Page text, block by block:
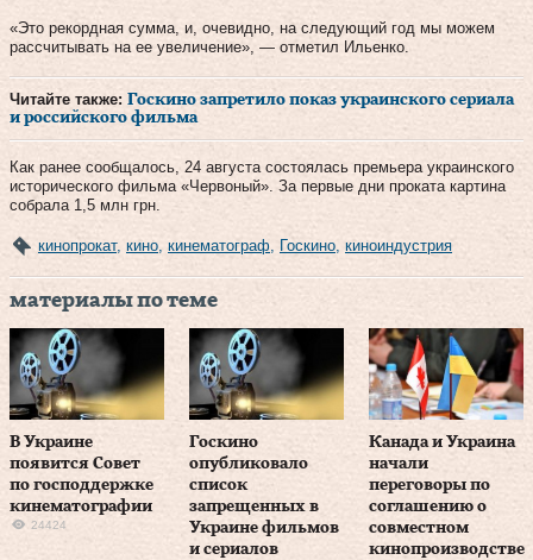
«Это рекордная сумма, и, очевидно, на следующий год мы можем
рассчитывать на ее увеличение», — отметил Ильенко.
Читайте также: Госкино запретило показ украинского сериала
и российского фильма
Как ранее сообщалось, 24 августа состоялась премьера украинского
исторического фильма «Червоный». За первые дни проката картина
собрала 1,5 млн грн.
кинопрокат, кино кинематограф Госкино киноиндустрия
материалы по теме
В Украине
появится Совет
по господдержке
кинематографии
24424
Госкино
опубликовало
список
запрещенных в
Украине фильмов
и сериалов
Канада и Украина
начали
переговоры по
соглашению о
совместном
кинопроизводстве